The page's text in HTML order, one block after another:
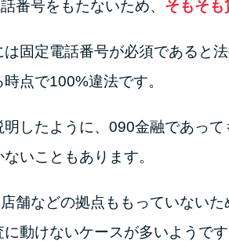
番号をもたないため、 そもそも
固定電話番号が必須であると
点で100%違法です。
明したように、090金融であっ
いこともあります。
舗などの拠点ももっていない
動けないケースが多いようです